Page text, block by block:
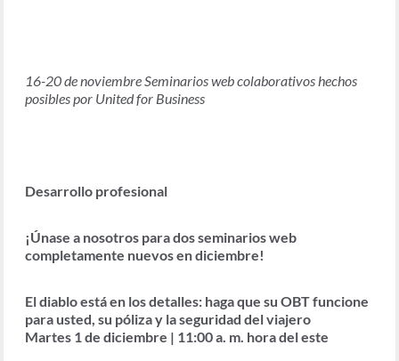
16-20 de noviembre Seminarios web colaborativos hechos
posibles por United for Business
Desarrollo profesional
¡Únase a nosotros para dos seminarios web
completamente nuevos en diciembre!
El diablo está en los detalles: haga que su OBT funcione
para usted, su póliza y la seguridad del viajero
Martes 1 de diciembre | 11:00 a. m. hora del este